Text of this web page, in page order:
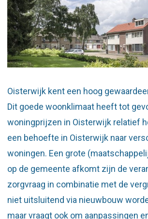
Oisterwijk kent een hoog
Dit goede woonklimaat heeft tot
woningprijzen in Oisterwijk relatief
een behoefte in Oisterwijk naar
woningen. Een grote
op de gemeente afkomt zijn de
zorgvraag in combinatie met de
niet uitsluitend via nieuwbouw
maar vraagt ook om aanpassingen